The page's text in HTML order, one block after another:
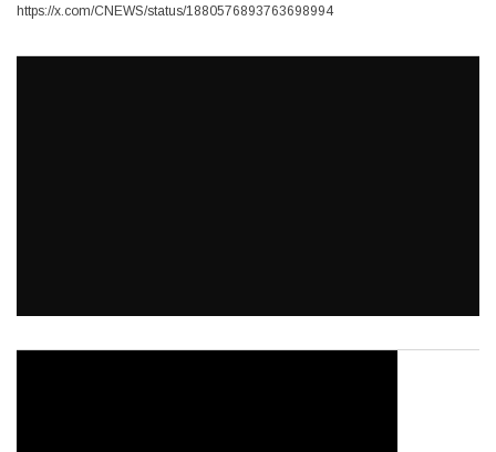
https://x.com/CNEWS/status/1880576893763698994